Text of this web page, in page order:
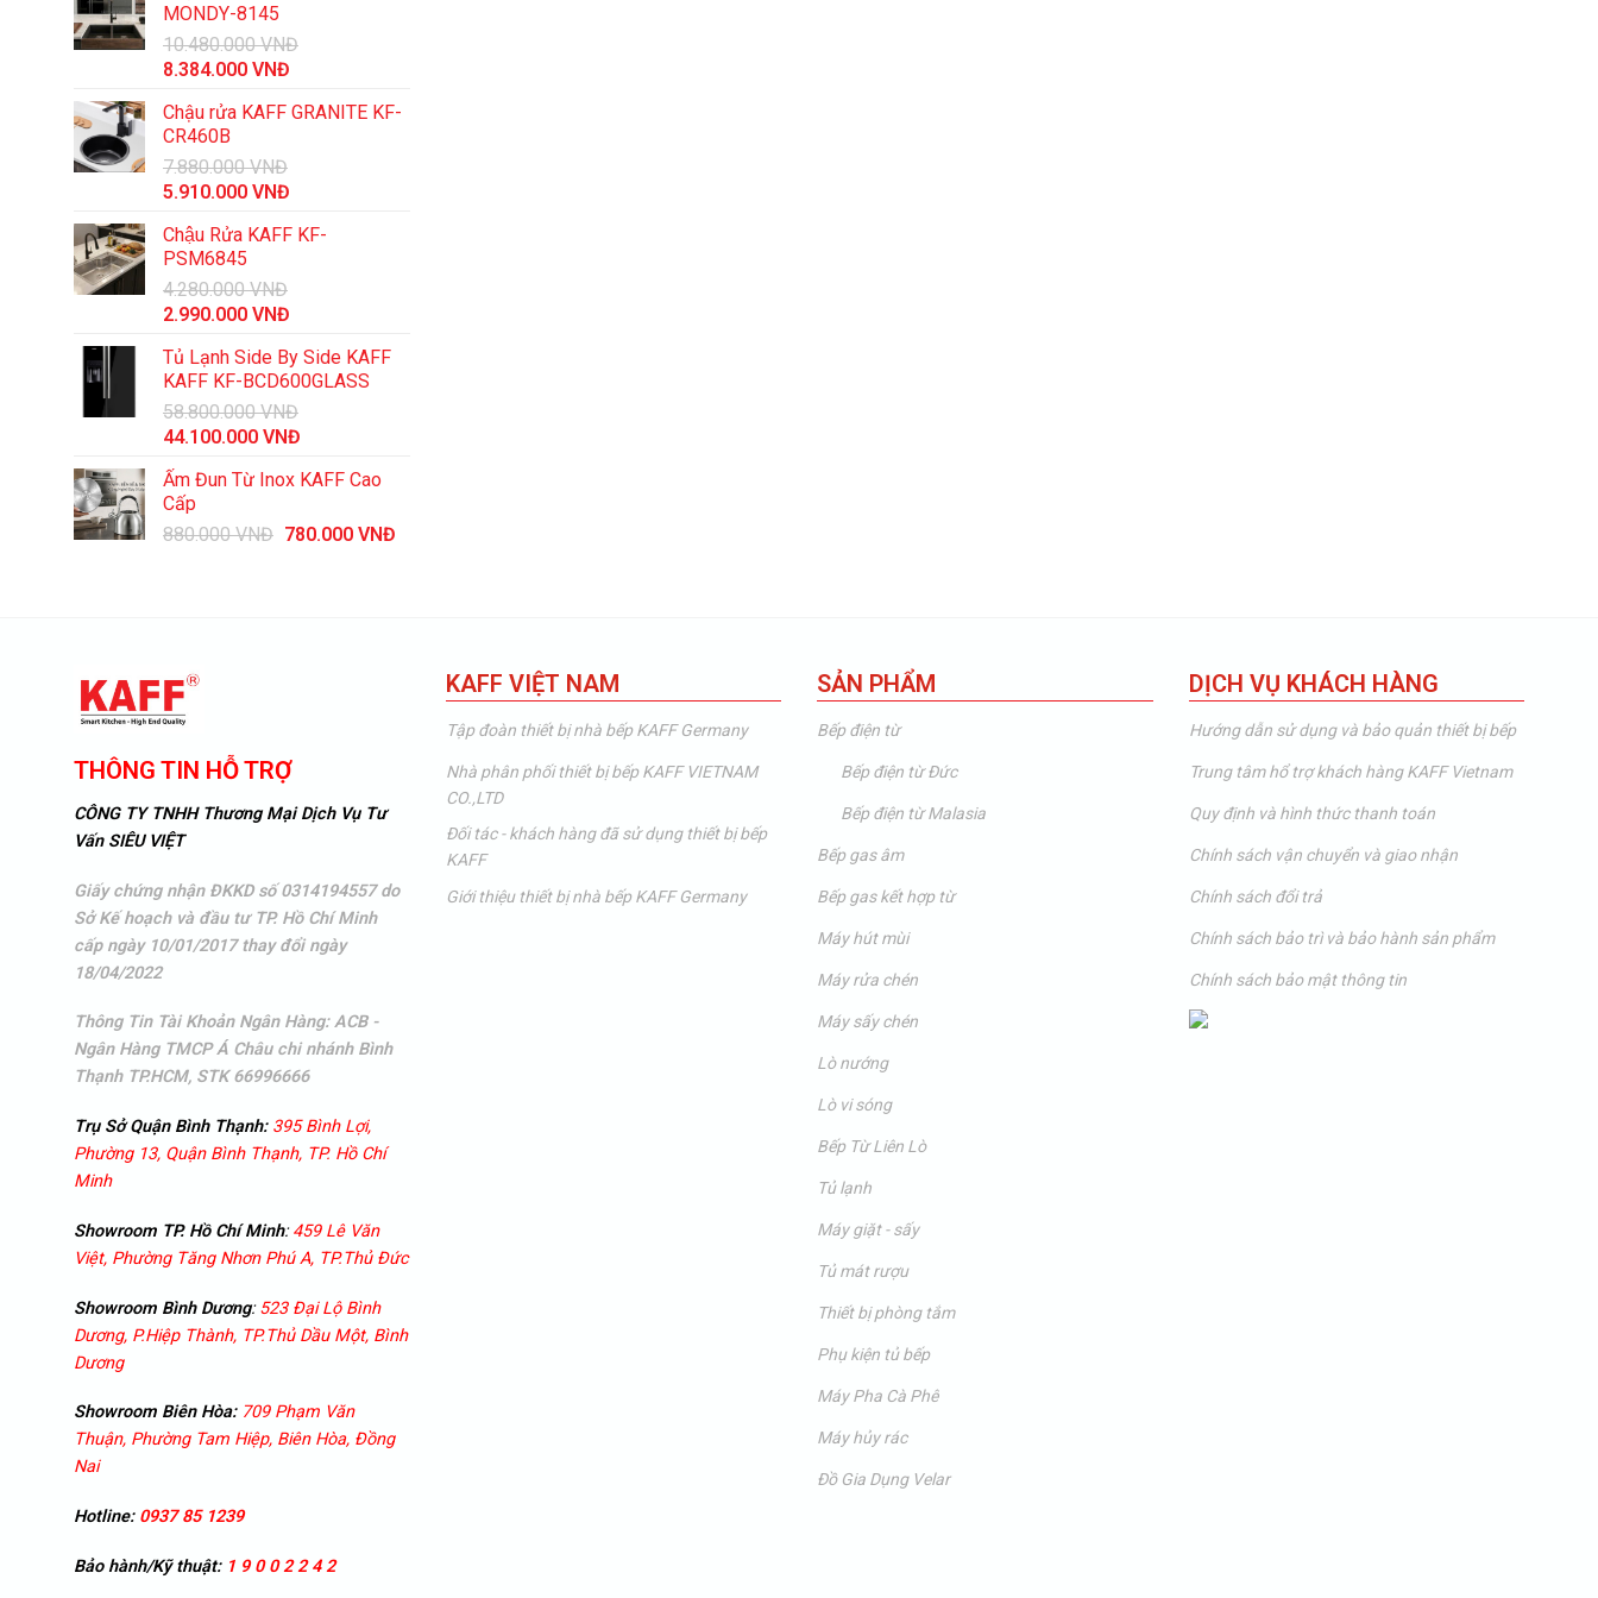
MONDY-8145
10.480.000VNĐ
Giá
là:
10.480.000 VNĐ.
8.384.000 VNĐ
tại
Chậu rửa KAFF GRANITE KF-
CR460B
7.880.000VNĐ
Giá
là:
7.880.000 VNĐ.
5.910.000 VNĐ
tại
Chậu Rửa KAFF KF-
PSM6845
4.280.000VNĐ
Giá
là:
4.280.000 VNĐ.
2.990.000 VNĐ
tại
là:
2.990.000 VNĐ.
Tủ Lạnh Side By Side KAFF
KAFF KF-BCD600GLASS
58.800.000VNĐ
Giá
là:
58.800.000 VNĐ.
44.100.000 VNĐ
tại
44.100.000 VNĐ.
Ấm Đun Từ Inox KAFF Cao
Cấp
880.000VNĐ Giá
780.000 VNĐGiá
THÔNG TIN HỖ TRỢ
CÔNG TY TNHH Thương Mại Dịch Vụ Tư
Vấn SIÊU VIỆT
Giấy chứng nhận ĐKKD số 0314194557 do
Sở Kế hoạch và đầu tư TP. Hồ Chí Minh
cấp ngày 10/01/2017 thay đổi ngày
18/04/2022
Thông Tin Tài Khoản Ngân Hàng: ACB -
Ngân Hàng TMCP Á Châu chi nhánh Bình
Thạnh TP.HCM, STK 66996666
Trụ Sở Quận Bình Thạnh: 395 Bình Lợi,
Phường 13, Quận Bình Thạnh, TP. Hồ Chí
Minh
Showroom TP. Hồ Chí Minh:459 Lê Văn
Việt, Phường Tăng Nhơn Phú A, TP.Thủ Đức
Showroom Bình Dương:523 Đại Lộ Bình
Dương, P.Hiệp Thành, TP.Thủ Dầu Một, Bình
Dương
Showroom Biên Hòa: 709 Phạm Văn
Thuận, Phường Tam Hiệp, Biên Hòa, Đồng
Nai
Hotline:0937 85 1239
Bảo hành/Kỹ thuật: 1 9 0 0 2 2 4 2
KAFF VIỆT NAM
Tập đoàn thiết bị nhà bếp KAFF Germany
Nhà phân phối thiết bị bếp KAFF VIETNAM
CO.,LTD
Đối tác - khách hàng đã sử dụng thiết bị bếp
KAFF
Giới thiệu thiết bị nhà bếp KAFF Germany
SẢN PHẨM
Bếp điện từ
Bếp điện từ Đức
Bếp điện từ Malasia
Bếp gas âm
Bếp gas kết hợp từ
Máy hút mùi
Máy rửa chén
Máy sấy chén
Lò nướng
Lò vi sóng
Bếp Từ Liên Lò
Tủ lạnh
Máy giặt - sấy
Tủ mát rượu
Thiết bị phòng tắm
Phụ kiện tủ bếp
Máy Pha Cà Phê
Máy hủy rác
Đồ Gia Dụng Velar
DỊCH VỤ KHÁCH HÀNG
Hướng dẫn sử dụng và bảo quản thiết bị bếp
Trung tâm hổ trợ khách hàng KAFF Vietnam
Quy định và hình thức thanh toán
Chính sách vận chuyển và giao nhận
Chính sách đổi trả
Chính sách bảo trì và bảo hành sản phẩm
Chính sách bảo mật thông tin